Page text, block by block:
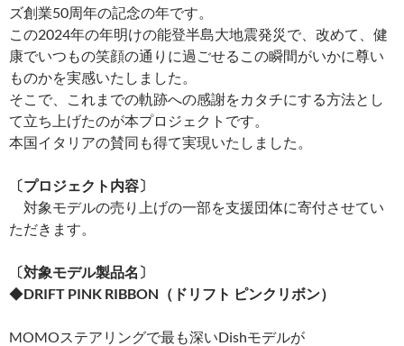
ズ創業50周年の記念の年です。
この2024年の年明けの能登半島大地震発災で、改めて、健
康でいつもの笑顔の通りに過ごせるこの瞬間がいかに尊い
ものかを実感いたしました。
そこで、これまでの軌跡への感謝をカタチにする方法とし
て立ち上げたのが本プロジェクトです。
本国イタリアの賛同も得て実現いたしました。
〔プロジェクト内容〕
対象モデルの売り上げの一部を支援団体に寄付させてい
ただきます。
〔対象モデル製品名〕
◆DRIFT PINK RIBBON（ドリフト ピンクリボン）
MOMOステアリングで最も深いDishモデルが